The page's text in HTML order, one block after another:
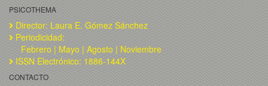
PSICOTHEMA
Director: Laura E. Gómez Sánchez
Periodicidad:
Febrero | Mayo | Agosto | Noviembre
ISSN Electrónico: 1886-144X
CONTACTO